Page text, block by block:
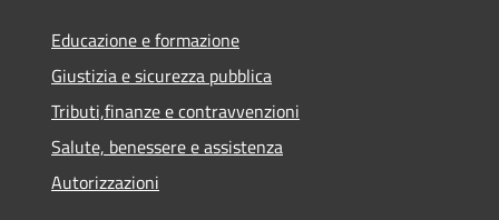
Educazione e formazione
Giustizia e sicurezza pubblica
Tributi,finanze e contravvenzioni
Salute, benessere e assistenza
Autorizzazioni